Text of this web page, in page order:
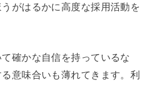
がはるかに高度な採用活動を
確かな自信を持っているな
意味合いも薄れてきます。利